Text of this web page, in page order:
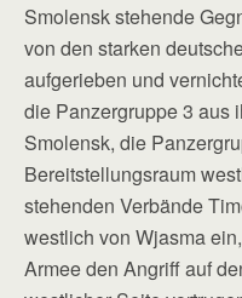
Smolensk stehende
von den starken
aufgerieben und
die Panzergruppe 3 aus
Smolensk, die
Bereitstellungsraum
stehenden Verbände
westlich von Wjasma
Armee den Angriff auf